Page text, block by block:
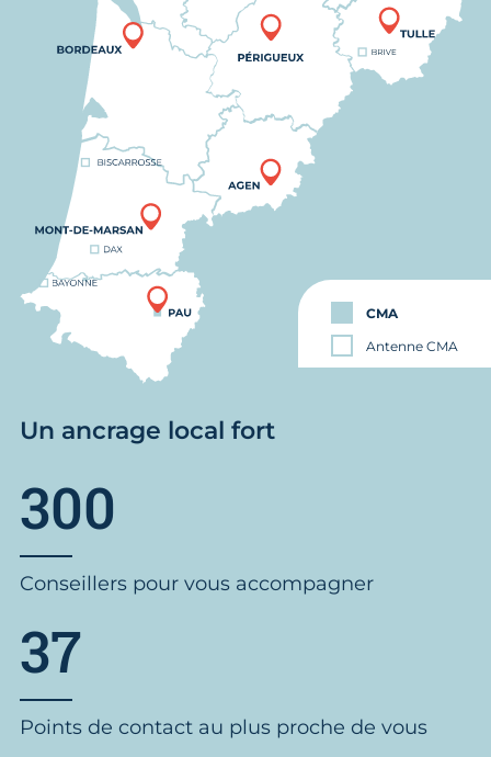
CMA
Antenne CMA
Un ancrage local fort
300
Conseillers pour vous accompagner
37
Points de contact au plus proche de vous